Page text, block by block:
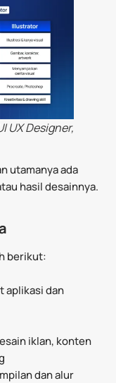
UX Designer,
utamanya ada
hasil desainnya.
berikut:
aplikasi dan
iklan, konten
dan alur